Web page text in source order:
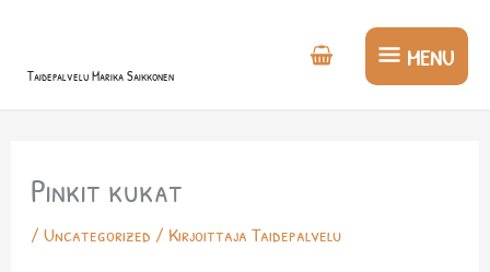
Taidepalvelu Marika Saikkonen
MENU
MENU
Pinkit kukat
/ Uncategorized / Kirjoittaja Taidepalvelu